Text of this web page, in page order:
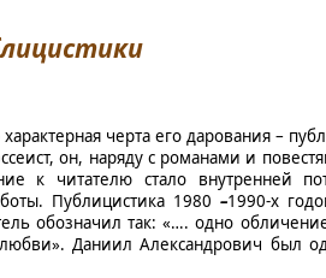
черта его дарования –
он, наряду с романами и
к читателю стало внутренней
Публицистика 1980 –1990-х
обозначил так: «…. одно
Даниил Александрович был